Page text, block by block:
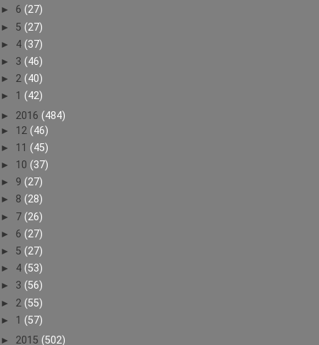
► 6 (27)
► 5 (27)
► 4 (37)
► 3 (46)
► 2 (40)
► 1 (42)
► 2016 (484)
► 12 (46)
► 11 (45)
► 10 (37)
► 9 (27)
► 8 (28)
► 7 (26)
► 6 (27)
► 5 (27)
► 4 (53)
► 3 (56)
► 2 (55)
► 1 (57)
► 2015 (502)